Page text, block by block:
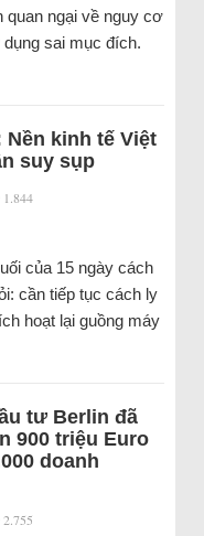
quan ngại về nguy cơ
sai mục đích.
Nền kinh tế Việt
suy sụp
1.844
của 15 ngày cách
cần tiếp tục cách ly
hoạt lại guồng máy
tư Berlin đã
900 triệu Euro
doanh
2.755